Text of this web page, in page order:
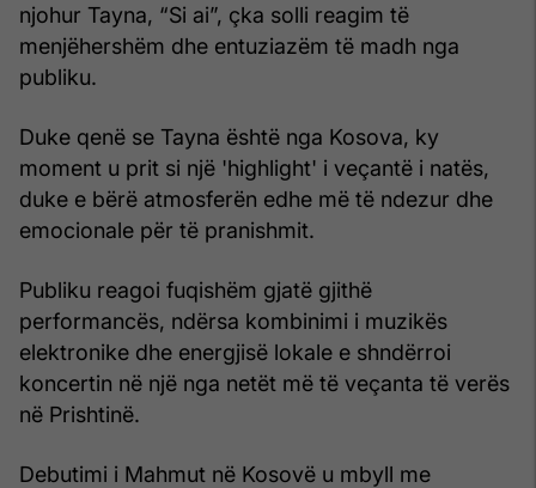
njohur Tayna, “Si ai”, çka solli reagim të
menjëhershëm dhe entuziazëm të madh nga
publiku.
Duke qenë se Tayna është nga Kosova, ky
moment u prit si një 'highlight' i veçantë i natës,
duke e bërë atmosferën edhe më të ndezur dhe
emocionale për të pranishmit.
Publiku reagoi fuqishëm gjatë gjithë
performancës, ndërsa kombinimi i muzikës
elektronike dhe energjisë lokale e shndërroi
koncertin në një nga netët më të veçanta të verës
në Prishtinë.
Debutimi i Mahmut në Kosovë u mbyll me